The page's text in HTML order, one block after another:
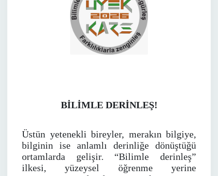
BİLİMLE DERİNLEŞ!
Üstün yetenekli bireyler, merakın bilgiye,
bilginin ise anlamlı derinliğe dönüştüğü
ortamlarda gelişir. “Bilimle derinleş”
ilkesi, yüzeysel öğrenme yerine